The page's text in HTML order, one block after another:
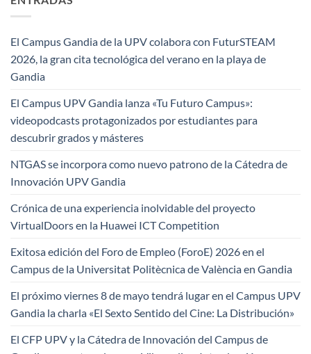
El Campus Gandia de la UPV colabora con FuturSTEAM
2026, la gran cita tecnológica del verano en la playa de
Gandia
El Campus UPV Gandia lanza «Tu Futuro Campus»:
videopodcasts protagonizados por estudiantes para
descubrir grados y másteres
NTGAS se incorpora como nuevo patrono de la Cátedra de
Innovación UPV Gandia
Crónica de una experiencia inolvidable del proyecto
VirtualDoors en la Huawei ICT Competition
Exitosa edición del Foro de Empleo (ForoE) 2026 en el
Campus de la Universitat Politècnica de València en Gandia
El próximo viernes 8 de mayo tendrá lugar en el Campus UPV
Gandia la charla «El Sexto Sentido del Cine: La Distribución»
El CFP UPV y la Cátedra de Innovación del Campus de